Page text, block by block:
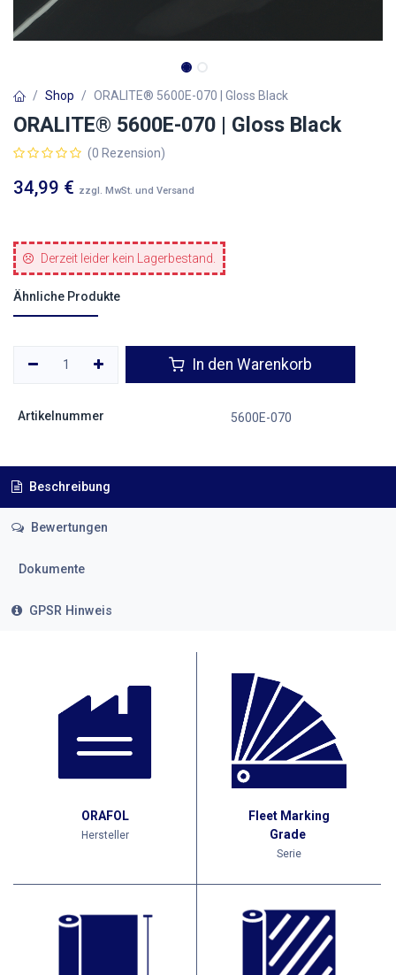
Shop ORALITE® 5600E-070 | Gloss Black
ORALITE® 5600E-070 | Gloss Black
(0 Rezension)
34,99 € zzgl. MwSt. und Versand
Derzeit leider kein Lagerbestand.
Ähnliche Produkte
In den Warenkorb
Artikelnummer 5600E-070
Beschreibung
Bewertungen
Dokumente
GPSR Hinweis
ORAFOL
Hersteller
Fleet Marking
Grade
Serie